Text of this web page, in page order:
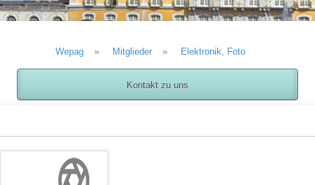
Wepag » Mitglieder » Elektronik, Foto
Kontakt zu uns